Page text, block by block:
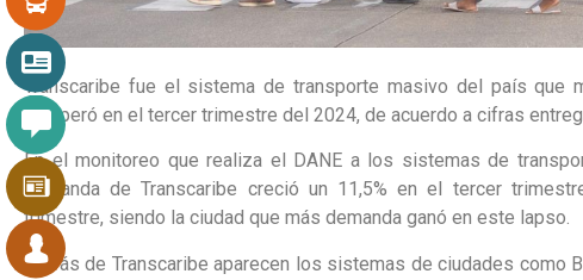
Transcaribe fue el sistema de transporte masivo del país que
recuperó en el tercer trimestre del 2024, de acuerdo a cifras
En el monitoreo que realiza el DANE a los sistemas de
demanda de Transcaribe creció un 11,5% en el tercer
trimestre, siendo la ciudad que más demanda ganó en este lapso.
Detrás de Transcaribe aparecen los sistemas de ciudades como